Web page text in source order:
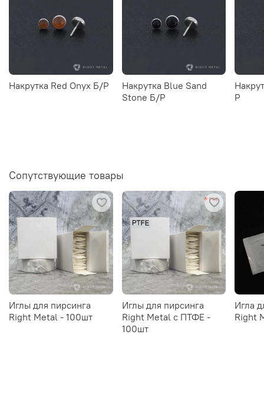
Накрутка Red Onyx Б/Р
Накрутка Blue Sand
Stone Б/Р
Р
Сопутствующие товары
Иглы для пирсинга
Right Metal - 100шт
Иглы для пирсинга
Right Metal c ПТФЕ -
100шт
Игла
Right